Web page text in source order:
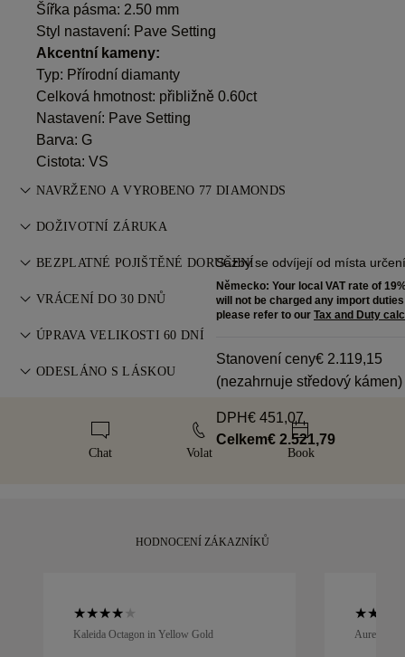
Sazby se odvíjejí od místa
Německo: Your local VAT rate of
will not be charged any import
please refer to our Tax and Duty
Stanovení ceny€ 2.119,15
(nezahrnuje středový kámen)
DPH€ 451,07
Celkem€ 2.521,79
Šířka pásma: 2.50 mm
Styl nastavení: Pave Setting
Akcentní kameny:
Typ: Přírodní diamanty
Celková hmotnost: přibližně 0.60ct
Nastavení: Pave Setting
Barva: G
Cistota: VS
NAVRŽENO A VYROBENO 77 DIAMONDS
Umění šperkařství zdokonalené mistry 77 Diamonds — jeden
DOŽIVOTNÍ ZÁRUKA
Při nákupu u 77 Diamonds získáte doživotní záruku na
výrobní vady. Potřebné opravy jsou zdarma. Více informací
najdete vPodmínkách.
BEZPLATNÉ POJIŠTĚNÉ DORUČENÍ
Veškeré poštovné je zdarma, bez ohledu na to, kde žijete.
Vaše zboží zašleme bez rizika & plně pojištěné
prostřednictvím speciální doručovací služby FedEx nebo DHL
přímo k vašim dveřím. Všechny naše objednávky pojišťujeme,
abychom předešli jakýmkoli problémům s doručením. U
přepravní služby, jako je Malca-Amit nebo Brinks. Pokud
nebudete se svým nákupem zcela spokojeni, můžete jej do
VRÁCENÍ DO 30 DNŮ
Pokud nejste zcela spokojeni, můžete nákup vrátit nebo
vyměnit do 30 dnů. Více informací v
Podmínkách .
ÚPRAVA VELIKOSTI 60 DNÍ
Pro perfektní padnutí nabízí 77 Diamonds bezplatnou úpravu
velikosti do 60 dnů od doručení. Více vzásadách velikostí.
ODESLÁNO S LÁSKOU
vyrobený kousek dorazí v naší ikonické žluté krabičce, pečlivě
zabalený a připravený na váš okamžik.
Chat Volat Book
HODNOCENÍ ZÁKAZNÍKŮ
Kaleida Octagon in Yellow Gold Aurelle in